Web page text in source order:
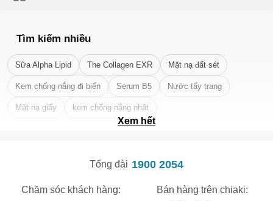
Tìm kiếm nhiều
Sữa Alpha Lipid The Collagen EXR Mặt nạ đất sét
Kem chống nắng đi biển Serum B5 Nước tẩy trang
Mặt nạ giấy kem chống nắng nhật
Xem hết
Tổng đài 1900 2054
Chăm sóc khách hàng:
Bán hàng trên chiaki:
Mã Giảm Giá Dành Riêng Cho Bạn
Giảm ngay cho bất kỳ đơn hàng nào.
XXX-XXXX
Áp dụng cho đơn hàng từ:0
Ngày hết hạn: